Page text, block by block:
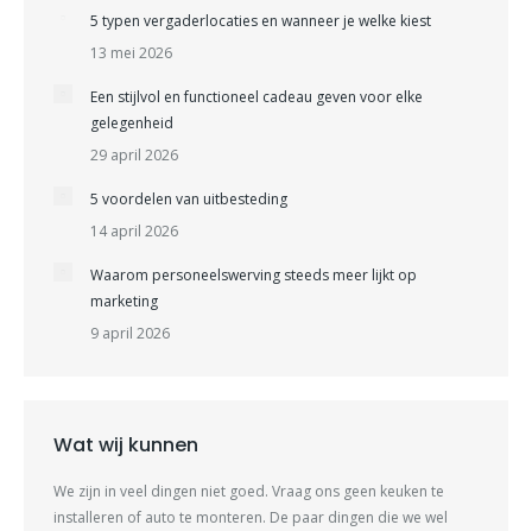
5 typen vergaderlocaties en wanneer je welke kiest
13 mei 2026
Een stijlvol en functioneel cadeau geven voor elke
gelegenheid
29 april 2026
5 voordelen van uitbesteding
14 april 2026
Waarom personeelswerving steeds meer lijkt op
marketing
9 april 2026
Wat wij kunnen
We zijn in veel dingen niet goed. Vraag ons geen keuken te
installeren of auto te monteren. De paar dingen die we wel